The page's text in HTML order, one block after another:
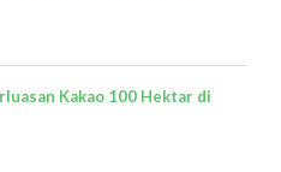
Kakao 100 Hektar di